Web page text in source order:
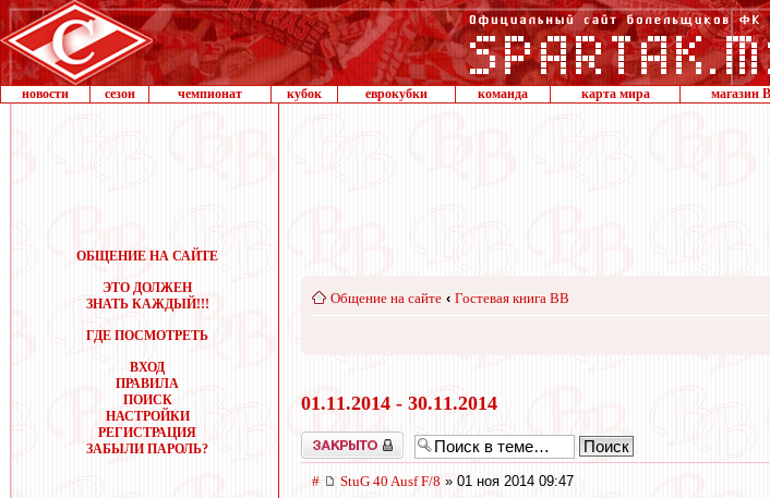
новости сезон чемпионат кубок еврокубки команда карта мира магазин
ОБЩЕНИЕ НА САЙТЕ
ЭТО ДОЛЖЕН
ЗНАТЬ КАЖДЫЙ!!!
ГДЕ ПОСМОТРЕТЬ
ВХОД
ПРАВИЛА
ПОИСК
НАСТРОЙКИ
РЕГИСТРАЦИЯ
ЗАБЫЛИ ПАРОЛЬ?
Общение на сайте ‹ Гостевая книга ВВ
01.11.2014 - 30.11.2014
Закрыто
# StuG 40 Ausf F/8 » 01 ноя 2014 09:47